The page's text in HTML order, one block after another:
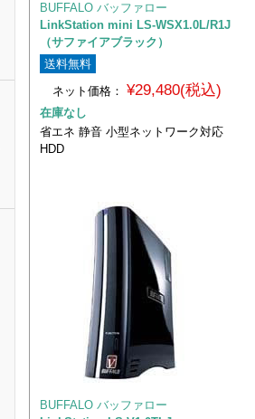
BUFFALO バッファロー
LinkStation mini LS-WSX1.0L/R1J
（サファイアブラック）
送料無料
ネット価格：
¥29,480(税込)
在庫なし
省エネ 静音 小型ネットワーク対応
HDD
BUFFALO バッファロー